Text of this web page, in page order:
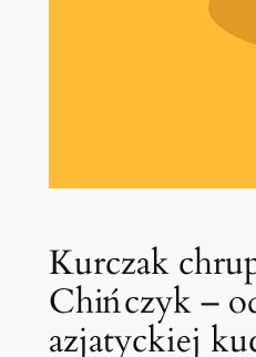
Kurczak
Chińczyk –
azjatyckiej